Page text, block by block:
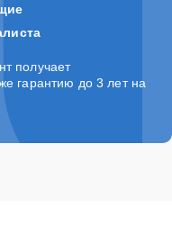
получает
гарантию до 3 лет на